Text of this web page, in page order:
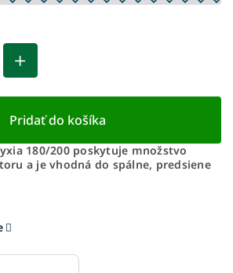
Pridať do košíka
180/200 poskytuje množstvo
a je vhodná do spálne, predsiene